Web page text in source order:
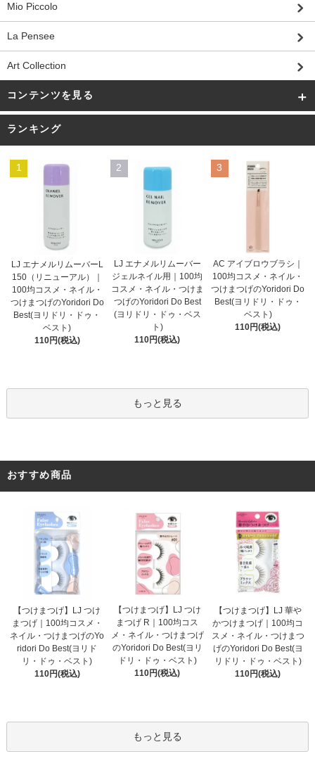
Mio Piccolo
La Pensee
Art Collection
コンテンツを見る
ランキング
1
LJ エナメルリムーバーL
150（リニューアル）｜
100均コスメ・ネイル・
つけまつげのYoridori Do
Best(ヨリドリ・ドゥ・
ベスト)
110円(税込)
2
LJ エナメルリムーバー
ジェルネイル用｜100均
コスメ・ネイル・つけま
つげのYoridori Do Best
(ヨリドリ・ドゥ・ベス
ト)
110円(税込)
3
AC アイブロウブラシ｜
100均コスメ・ネイル・
つけまつげのYoridori Do
Best(ヨリドリ・ドゥ・
ベスト)
110円(税込)
もっと見る
おすすめ商品
【つけまつげ】LJ つけ
まつげ｜100均コスメ・
ネイル・つけまつげのYo
ridori Do Best(ヨリド
リ・ドゥ・ベスト)
110円(税込)
【つけまつげ】LJ つけ
まつげ R｜100均コス
メ・ネイル・つけまつげ
のYoridori Do Best(ヨリ
ドリ・ドゥ・ベスト)
110円(税込)
【つけまつげ】LJ 華や
かつけまつげ｜100均コ
スメ・ネイル・つけまつ
げのYoridori Do Best(ヨ
リドリ・ドゥ・ベスト)
110円(税込)
もっと見る